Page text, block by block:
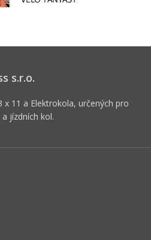
s.r.o.
x 11 a Elektrokola, určených pro
jízdních kol.